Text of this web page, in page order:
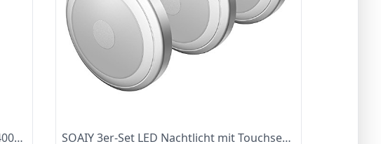
Reality Leuchten Tischleuchte Prinz R5400-07, Metall Nickel matt, Glas weiß, E14 exklusive, 4-fach Touch Dimmer SOAIY 3er-Set LED Nachtlicht mit Touchsensor Dimmbar Batteriebetrieben Touch Lampe Schrankleuchte Küchenlampe Memory-Funktion Warmweiß 2700K